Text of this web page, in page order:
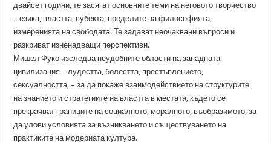
двайсет години, те засягат основните теми на неговото творчество
– езика, властта, субекта, пределите на философията,
измеренията на свободата. Те задават неочаквани въпроси и
разкриват изненадващи перспективи.
Мишел Фуко изследва неудобните области на западната
цивилизация – лудостта, болестта, престъплението,
сексуалността, – за да покаже взаимодействието на структурите
на знанието и стратегиите на властта в местата, където се
прекрачват границите на социалното, моралното, въобразимото, за
да улови условията за възникването и съществуването на
практиките на модерната култура.